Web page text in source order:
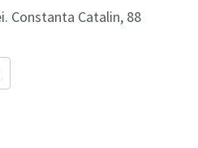
Constanta Catalin, 88